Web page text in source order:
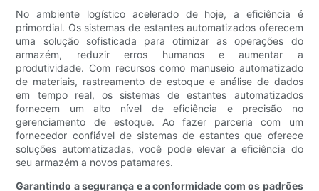
No ambiente logístico acelerado de hoje, a eficiência é
primordial. Os sistemas de estantes automatizados oferecem
uma solução sofisticada para otimizar as operações do
armazém, reduzir erros humanos e aumentar a
produtividade. Com recursos como manuseio automatizado
de materiais, rastreamento de estoque e análise de dados
em tempo real, os sistemas de estantes automatizados
fornecem um alto nível de eficiência e precisão no
gerenciamento de estoque. Ao fazer parceria com um
fornecedor confiável de sistemas de estantes que oferece
soluções automatizadas, você pode elevar a eficiência do
seu armazém a novos patamares.
Garantindo a segurança e a conformidade com os padrões